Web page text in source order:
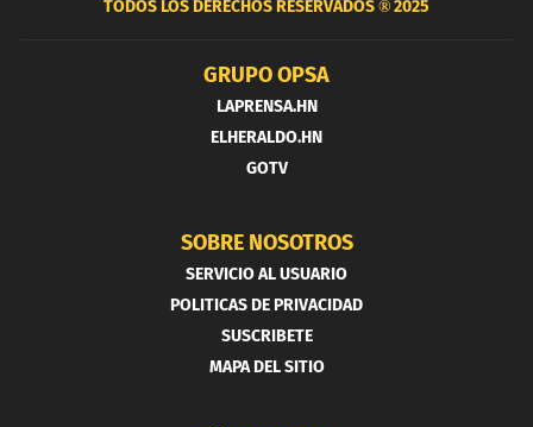
TODOS LOS DERECHOS RESERVADOS ®2025
GRUPO OPSA
LAPRENSA.HN
ELHERALDO.HN
GOTV
SOBRE NOSOTROS
SERVICIO AL USUARIO
POLITICAS DE PRIVACIDAD
SUSCRIBETE
MAPA DEL SITIO